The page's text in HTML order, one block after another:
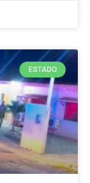
ESTADO